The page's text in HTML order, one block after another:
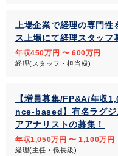
上場企業で経理の専門
ス上場にて経理スタッフ
年収450万円 〜 600万円
経理(スタッフ・担当級)
【増員募集/FP&A/年収
nce-based】有名ラグジ
アアナリストの募集！
年収1,050万円 〜 1,100万円
経理(主任・係長級)